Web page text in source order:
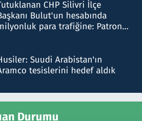
CHP Silivri İlçe
Bulut'un hesabında
para trafiğine: Patron
Suudi Arabistan'ın
tesislerini hedef aldık
Durumu